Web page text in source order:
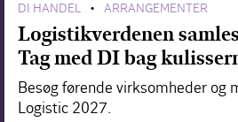
DI HANDEL • ARRANGEMENTER
Logistikverdenen
Tag med DI bag
Besøg førende virksomheder og
Logistic 2027.